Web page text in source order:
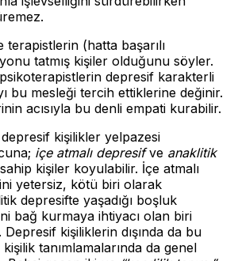
terapistlerin (hatta başarılı
tatmış kişiler olduğunu söyler.
depresif karakterli
bu mesleği tercih ettiklerine değinir.
acısıyla bu denli empati kurabilir.
kişilikler yelpazesi
içe atmalı depresifve anaklitik
kişiler koyulabilir. İçe atmalı
yetersiz, kötü biri olarak
depresifte yaşadığı boşluk
bağ kurmaya ihtiyacı olan biri
kişiliklerin dışında da bu
tanımlamalarında da genel